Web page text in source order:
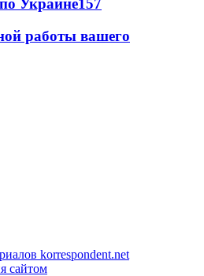
Украине157
работы вашего
korrespondent.net
сайтом